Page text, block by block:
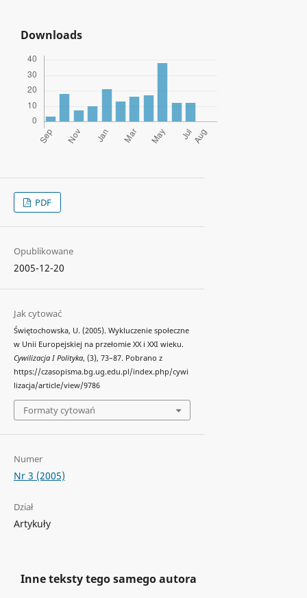
Downloads
PDF
Opublikowane
2005-12-20
Jak cytować
Świętochowska, U. (2005). Wykluczenie społeczne
w Unii Europejskiej na przełomie XX i XXI wieku.
Cywilizacja I Polityka, (3), 73–87. Pobrano z
https://czasopisma.bg.ug.edu.pl/index.php/cywi
lizacja/article/view/9786
Formaty cytowań
Numer
Nr 3 (2005)
Dział
Artykuły
Inne teksty tego samego autora